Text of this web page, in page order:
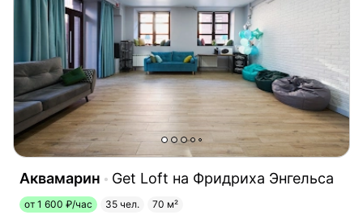
Аквамарин Get Loft на Фридриха Энгельса
от 1 600 ₽/час 35 чел. 70 м²